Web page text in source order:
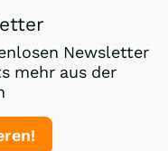
Newsletter
mehr aus der